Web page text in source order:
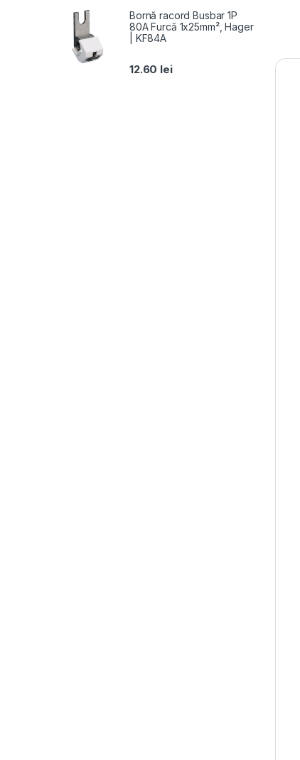
Bornă racord Busbar 1P
80A Furcă 1x25mm², Hager
| KF84A
12.60 lei